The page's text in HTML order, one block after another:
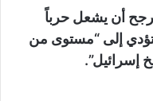
أن يشعل حرباً
تؤدي إلى “مستوى من
إسرائيل”.